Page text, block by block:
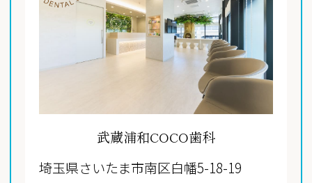
武蔵浦和COCO歯科
埼玉県さいたま市南区白幡5-18-19